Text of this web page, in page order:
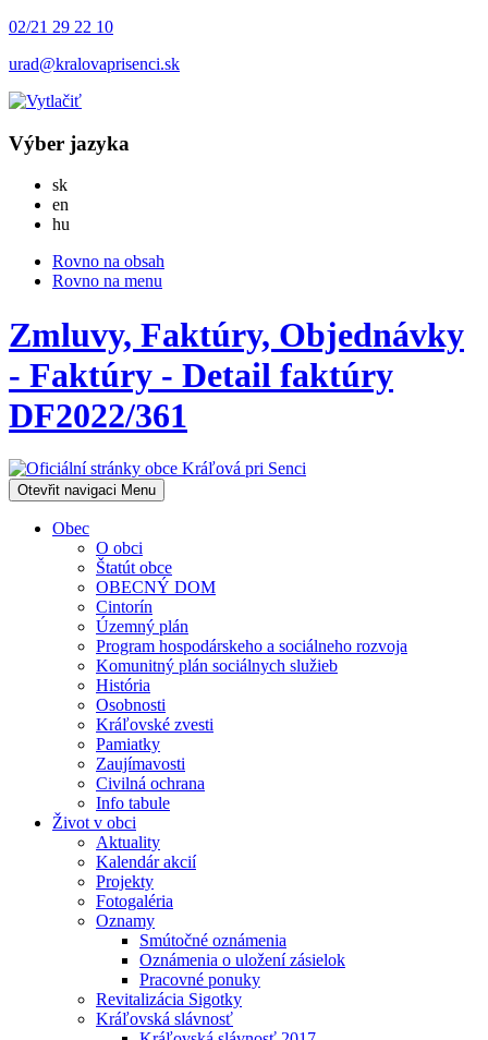
02/21 29 22 10
urad@kralovaprisenci.sk
Výber jazyka
skSlovensky
en
hu
Rovno na obsah
Rovno na menu
Zmluvy, Faktúry, Objednávky
- Faktúry - Detail faktúry
DF2022/361
Otevřit navigaci Menu
Obec
O obci
Štatút obce
OBECNÝ DOM
Cintorín
Územný plán
Program hospodárskeho a sociálneho rozvoja
Komunitný plán sociálnych služieb
História
Osobnosti
Kráľovské zvesti
Pamiatky
Zaujímavosti
Civilná ochrana
Info tabule
Život v obci
Aktuality
Kalendár akcií
Projekty
Fotogaléria
Oznamy
Smútočné oznámenia
Oznámenia o uložení zásielok
Pracovné ponuky
Revitalizácia Sigotky
Kráľovská slávnosť